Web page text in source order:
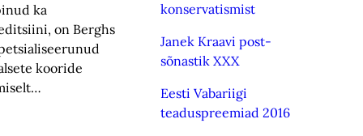
ka
on Berghs
kooride
konservatismist
Janek Kraavi post-
sõnastik XXX
Eesti Vabariigi
teaduspreemiad 2016